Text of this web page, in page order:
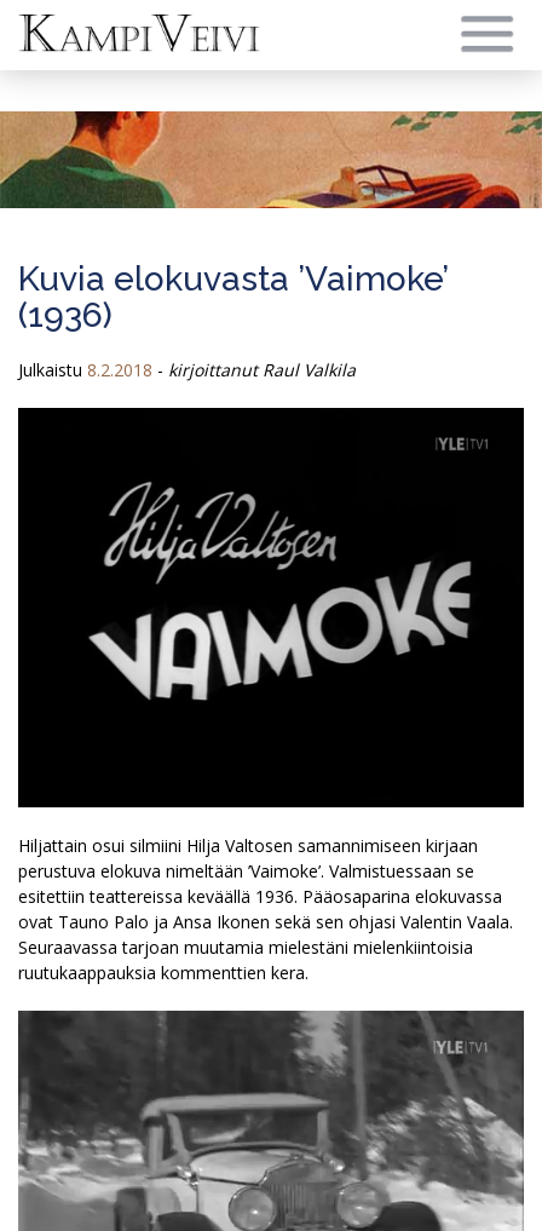
content
Kuvia elokuvasta ’Vaimoke’
(1936)
Julkaistu 8.2.2018 - kirjoittanut Raul Valkila
Hiljattain osui silmiini Hilja Valtosen samannimiseen kirjaan
perustuva elokuva nimeltään ’Vaimoke’. Valmistuessaan se
esitettiin teattereissa keväällä 1936. Pääosaparina elokuvassa
ovat Tauno Palo ja Ansa Ikonen sekä sen ohjasi Valentin Vaala.
Seuraavassa tarjoan muutamia mielestäni mielenkiintoisia
ruutukaappauksia kommenttien kera.